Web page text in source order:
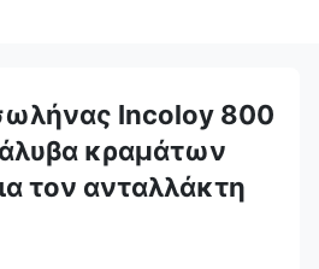
Incoloy 800
κραμάτων
τον ανταλλάκτη